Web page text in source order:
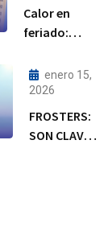
Calor en
feriado:
equipo de
refrigeración
enero 15,
2026
FROSTERS:
SON CLAVE